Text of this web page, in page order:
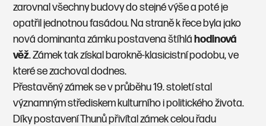
zarovnal všechny budovy do stejné výše a poté je
opatřil jednotnou fasádou. Na straně k řece byla jako
nová dominanta zámku postavena štíhlá hodinová
věž. Zámek tak získal barokně-klasicistní podobu, ve
které se zachoval dodnes.
Přestavěný zámek se v průběhu 19. století stal
významným střediskem kulturního i politického života.
Díky postavení Thunů přivítal zámek celou řadu